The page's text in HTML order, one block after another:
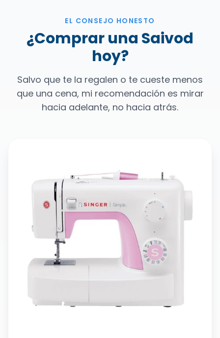
EL CONSEJO HONESTO
¿Comprar una Saivod
hoy?
Salvo que te la regalen o te cueste menos
que una cena, mi recomendación es mirar
hacia adelante, no hacia atrás.